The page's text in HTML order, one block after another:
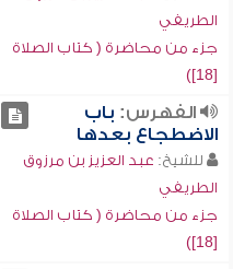
الطريفي
جزء من محاضرة ( كتاب الصلاة
[18])
الفهرس: باب
الاضطجاع بعدها
للشيخ: عبد العزيز بن مرزوق
الطريفي
جزء من محاضرة ( كتاب الصلاة
[18])